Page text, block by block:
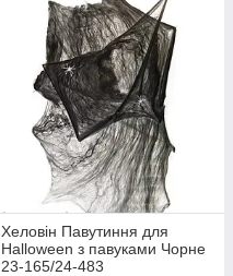
Хеловін Павутиння для
Halloween з павуками Чорне
23-165/24-483